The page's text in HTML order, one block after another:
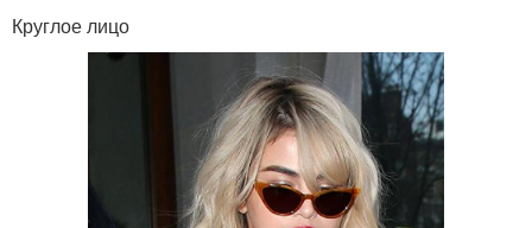
Круглое лицо